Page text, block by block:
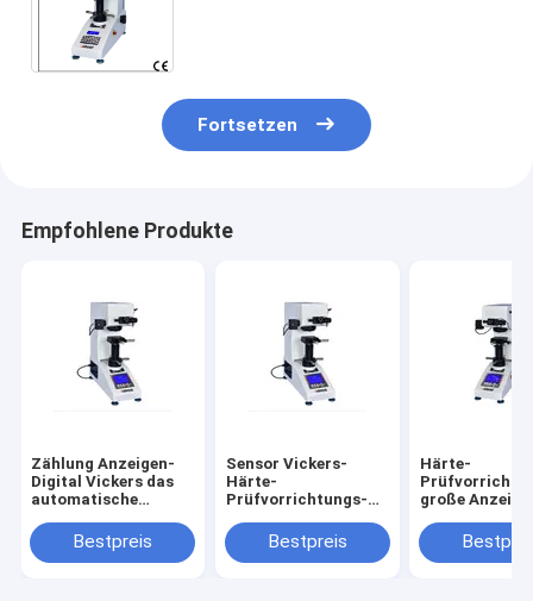
Fortsetzen
Empfohlene Produkte
Zählung Anzeigen-
Digital Vickers das
automatische
Härte-
Prüfvorrichtungs-
Bestpreis
Sensor Vickers-
Härte-
Prüfvorrichtungs-
Metallglas
keramisch
Bestpreis
Härte-
große
Drehkopf
Digital HV0.5